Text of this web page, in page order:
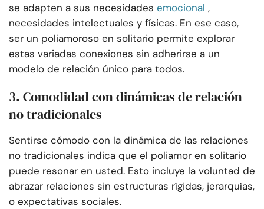
se adapten a sus necesidades emocional ,
necesidades intelectuales y físicas. En ese caso,
ser un poliamoroso en solitario permite explorar
estas variadas conexiones sin adherirse a un
modelo de relación único para todos.
3. Comodidad con dinámicas de relación
no tradicionales
Sentirse cómodo con la dinámica de las relaciones
no tradicionales indica que el poliamor en solitario
puede resonar en usted. Esto incluye la voluntad de
abrazar relaciones sin estructuras rígidas, jerarquías,
o expectativas sociales.